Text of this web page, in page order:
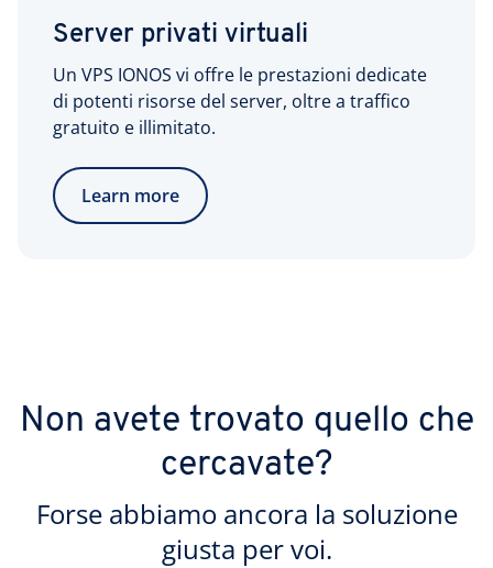
Server privati virtuali
Un VPS IONOS vi offre le prestazioni dedicate
di potenti risorse del server, oltre a traffico
gratuito e illimitato.
Learn more
Non avete trovato quello che
cercavate?
Forse abbiamo ancora la soluzione
giusta per voi.